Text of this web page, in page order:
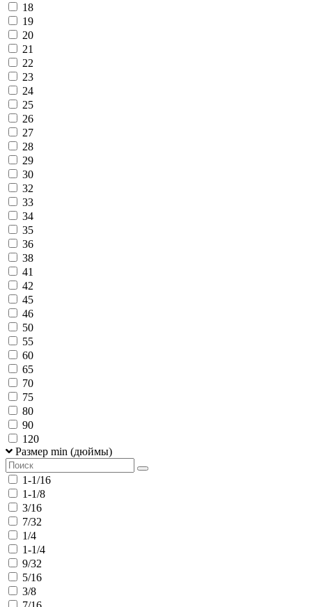
18
19
20
21
22
23
24
25
26
27
28
29
30
32
33
34
35
36
38
41
42
45
46
50
55
60
65
70
75
80
90
120
Размер min (дюймы)
1-1/16
1-1/8
3/16
7/32
1/4
1-1/4
9/32
5/16
3/8